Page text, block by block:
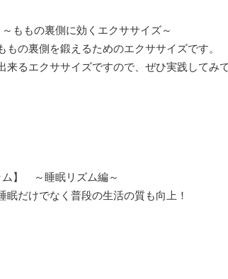
ももの裏側に効くエクササイズ～
もの裏側を鍛えるためのエクササイズです。
来るエクササイズですので、ぜひ実践してみ
ム】 ～睡眠リズム編～
眠だけでなく普段の生活の質も向上！